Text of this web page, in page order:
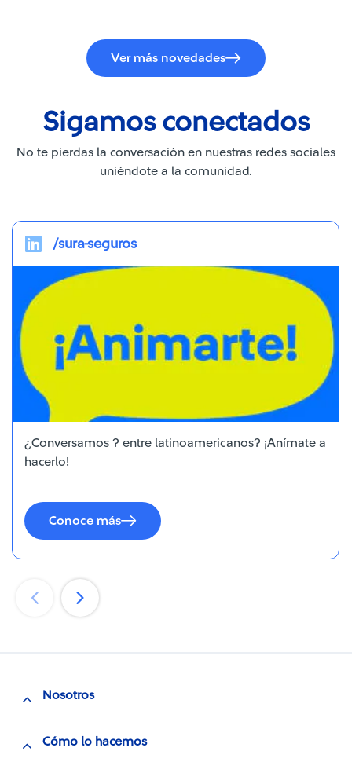
Ver más novedades
Sigamos conectados
No te pierdas la conversación en nuestras redes sociales
uniéndote a la comunidad.
/sura-seguros
¿Conversamos ?️ entre latinoamericanos? ¡Anímate a
hacerlo!
Conoce más
Nosotros
Cómo lo hacemos